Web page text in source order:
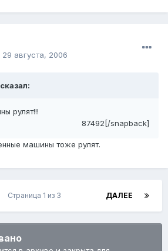
29 августа, 2006
рулят!!!
87492[/snapback]
машины тоже рулят.
ДАЛЕЕ
Страница 1 из 3